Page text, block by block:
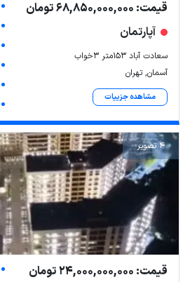
قیمت: 68,850,000,000 تومان
آپارتمان
سعادت آباد ۱۵۳متر ۳خواب
آسمان, تهران
مشاهده جزییات
4 تصویر
قیمت: 24,000,000,000 تومان